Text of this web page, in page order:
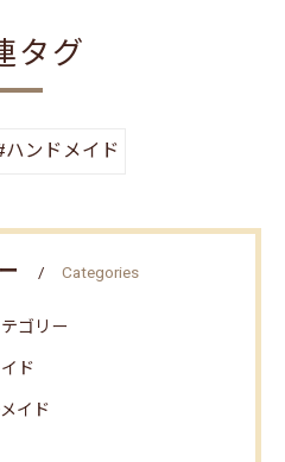
タグ
ハンドメイド
Categories
ゴリー
ド
イド